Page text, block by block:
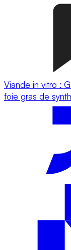
Viande in vitro :
foie gras de